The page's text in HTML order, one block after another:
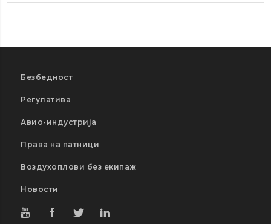
Безбедност
Регулатива
Авио-индустрија
Права на патници
Воздухоплови без екипаж
Новости